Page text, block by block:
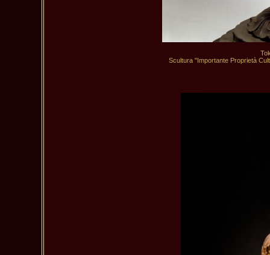
Scultura "Importante Proprietà